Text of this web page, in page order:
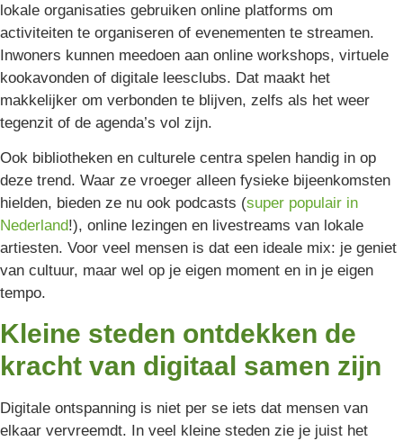
lokale organisaties gebruiken online platforms om
activiteiten te organiseren of evenementen te streamen.
Inwoners kunnen meedoen aan online workshops, virtuele
kookavonden of digitale leesclubs. Dat maakt het
makkelijker om verbonden te blijven, zelfs als het weer
tegenzit of de agenda’s vol zijn.
Ook bibliotheken en culturele centra spelen handig in op
deze trend. Waar ze vroeger alleen fysieke bijeenkomsten
hielden, bieden ze nu ook podcasts (super populair in
Nederland!), online lezingen en livestreams van lokale
artiesten. Voor veel mensen is dat een ideale mix: je geniet
van cultuur, maar wel op je eigen moment en in je eigen
tempo.
Kleine steden ontdekken de
kracht van digitaal samen zijn
Digitale ontspanning is niet per se iets dat mensen van
elkaar vervreemdt. In veel kleine steden zie je juist het